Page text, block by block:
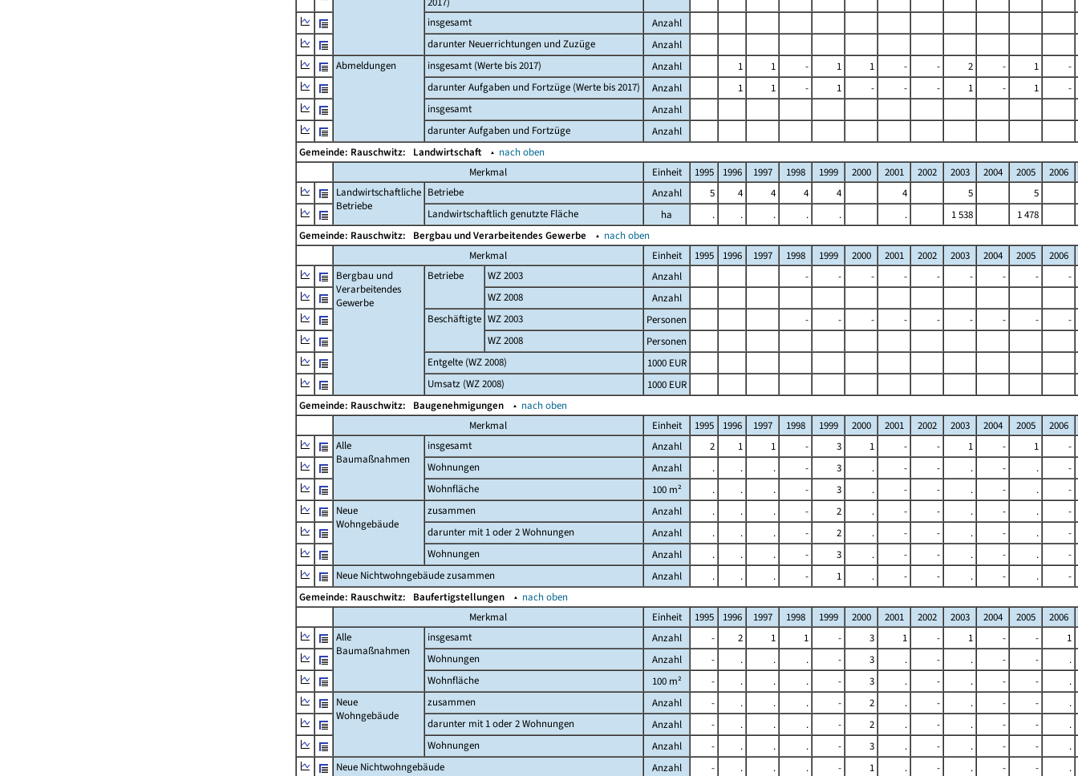
insgesamt
Anzahl
darunter Neuerrichtungen und Zuzüge
Anzahl
Abmeldungen
insgesamt (Werte bis 2017) Anzahl 1 1 - 1 1 - - 2 - 1
-
darunter Aufgaben und Fortzüge (Werte bis 2017)
Anzahl 1 1 - 1 - - - 1 - 1
-
insgesamt
Anzahl
darunter Aufgaben und Fortzüge
Anzahl
Gemeinde: Rauschwitz: Landwirtschaft ▴ nach oben
Merkmal
Einheit 1995 1996 1997 1998 1999 2000 2001 2002 2003 2004 2005
2006
Landwirtschaftliche
Betriebe
Betriebe Anzahl 5 4 4 4 4 4 5
5
Landwirtschaftlich genutzte Fläche
ha . . . . . . 1 538
1 478
Gemeinde: Rauschwitz: Bergbau und Verarbeitendes Gewerbe ▴ nach oben
Merkmal
Einheit 1995 1996 1997 1998 1999 2000 2001 2002 2003 2004 2005
2006
Bergbau und
Verarbeitendes
Gewerbe
Betriebe WZ 2003 Anzahl - - - - - - - -
-
WZ 2008
Anzahl
Beschäftigte WZ 2003 Personen - - - - - - - -
-
WZ 2008
Personen
Entgelte (WZ 2008)
1000 EUR
Umsatz (WZ 2008)
1000 EUR
Gemeinde: Rauschwitz: Baugenehmigungen ▴ nach oben
Merkmal
Einheit 1995 1996 1997 1998 1999 2000 2001 2002 2003 2004 2005
2006
Alle
Baumaßnahmen
insgesamt Anzahl 2 1 1 - 3 1 - - 1 - 1
-
Wohnungen
Anzahl . . . - 3 . - - . - .
-
Wohnfläche
100 m² . . . - 3 . - - . - .
-
Neue
Wohngebäude
zusammen Anzahl . . . - 2 . - - . - .
-
darunter mit 1 oder 2 Wohnungen
Anzahl . . . - 2 . - - . - .
-
Wohnungen
Anzahl . . . - 3 . - - . - .
-
Neue Nichtwohngebäude zusammen
Anzahl . . . - 1 . - - . - .
-
Gemeinde: Rauschwitz: Baufertigstellungen ▴ nach oben
Merkmal
Einheit 1995 1996 1997 1998 1999 2000 2001 2002 2003 2004 2005
2006
Alle
Baumaßnahmen
insgesamt Anzahl - 2 1 1 - 3 1 - 1 - -
1
Wohnungen
Anzahl - . . . - 3 . - . - -
.
Wohnfläche
100 m² - . . . - 3 . - . - -
.
Neue
Wohngebäude
zusammen Anzahl - . . . - 2 . - . - -
.
darunter mit 1 oder 2 Wohnungen
Anzahl - . . . - 2 . - . - -
.
Wohnungen
Anzahl - . . . - 3 . - . - -
.
Neue Nichtwohngebäude
Anzahl - . . . - 1 . - . - -
.